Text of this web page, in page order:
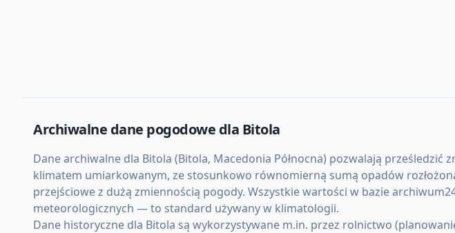
Archiwalne dane pogodowe dla Bitola
Dane archiwalne dla Bitola (Bitola, Macedonia Północna) pozwalają
klimatem umiarkowanym, ze stosunkowo równomierną sumą opadów
przejściowe z dużą zmiennością pogody. Wszystkie wartości w bazie
meteorologicznych — to standard używany w klimatologii.
Dane historyczne dla Bitola są wykorzystywane m.in. przez rolnictwo